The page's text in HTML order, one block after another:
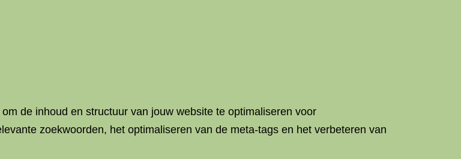
de inhoud en structuur van jouw website te optimaliseren voor
zoekwoorden, het optimaliseren van de meta-tags en het verbeteren van